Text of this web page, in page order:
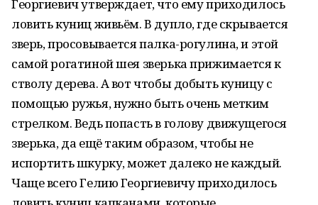
Георгиевич утверждает, что ему приходилось
ловить куниц живьём. В дупло, где скрывается
зверь, просовывается палка-рогулина, и этой
самой рогатиной шея зверька прижимается к
стволу дерева. А вот чтобы добыть куницу с
помощью ружья, нужно быть очень метким
стрелком. Ведь попасть в голову движущегося
зверька, да ещё таким образом, чтобы не
испортить шкурку, может далеко не каждый.
Чаще всего Гелию Георгиевичу приходилось